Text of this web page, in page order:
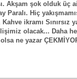
Akşam şok olduk üç
Paralı. Hiç
ikramı Sınırsız
olacak... Daha
ne yazar